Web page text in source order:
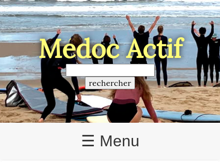
Médoc Actif
☰ Menu